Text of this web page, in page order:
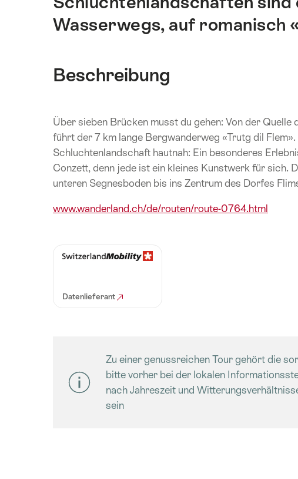
dieser
Seite
führen.
Wasserwegs, auf romanisch
Beschreibung
Über sieben Brücken musst du gehen: Von der
führt der 7 km lange Bergwanderweg «Trutg dil
Schluchtenlandschaft hautnah: Ein besonderes
Conzett, denn jede ist ein kleines Kunstwerk für sich.
unteren Segnesboden bis ins Zentrum des Dorfes
www.wanderland.ch/de/routen/route-0764.html
Datenlieferant
Zu einer genussreichen Tour gehört die
bitte vorher bei der lokalen
nach Jahreszeit und
sein